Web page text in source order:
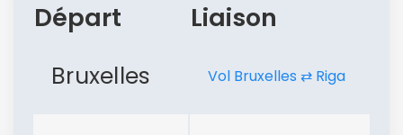
Départ Liaison
Bruxelles Vol Bruxelles ⇄ Riga